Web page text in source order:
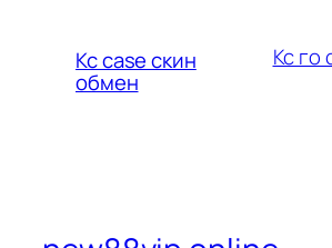
Кс case скин
обмен
Кс го